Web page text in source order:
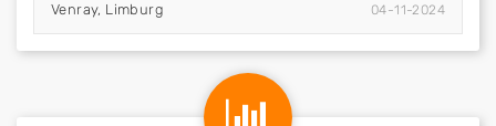
Venray, Limburg 04-11-2024